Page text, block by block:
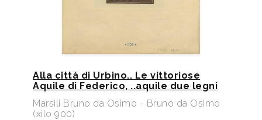
Alla città di Urbino.. Le vittoriose
Aquile di Federico, ..aquile due legni
Marsili Bruno da Osimo - Bruno da Osimo
(xilo 900)